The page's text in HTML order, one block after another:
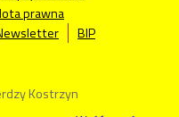
prawna
BIP
Kostrzyn